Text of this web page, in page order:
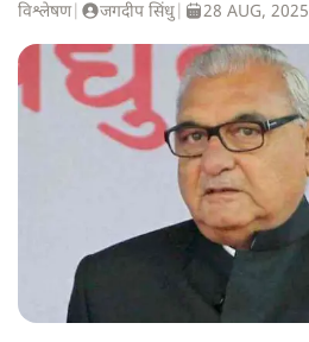
विश्लेषण| जगदीप सिंधु 28 AUG, 2025